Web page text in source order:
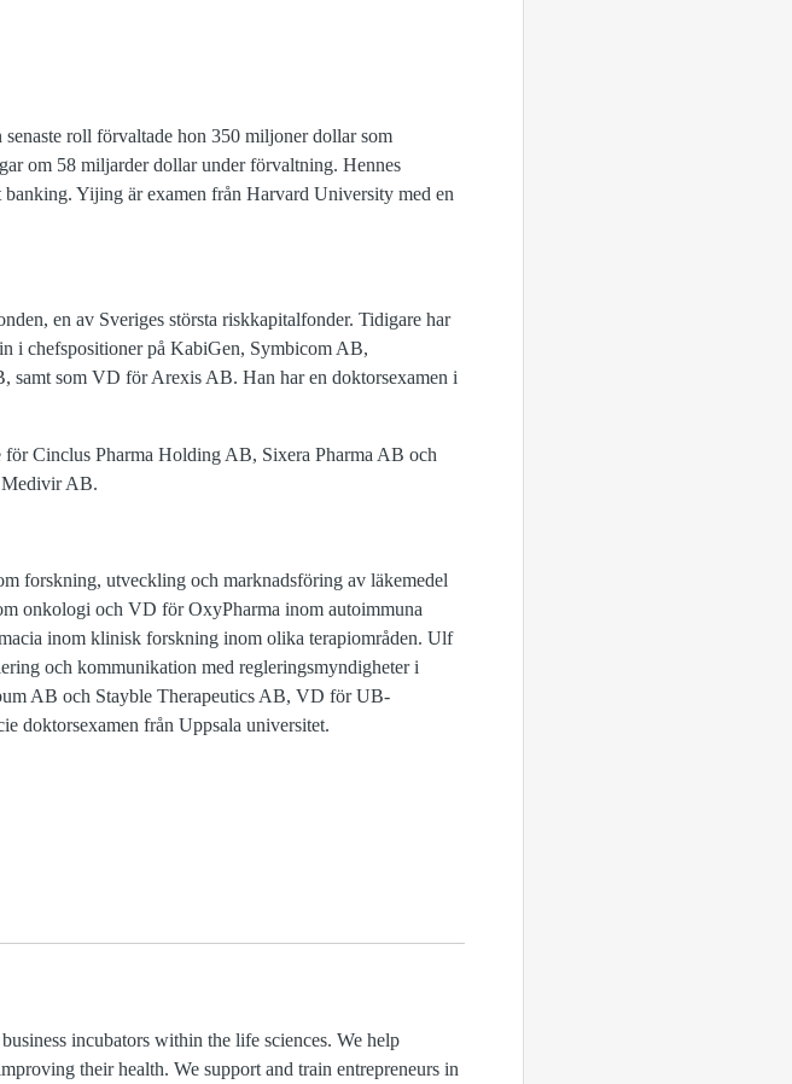
roll förvaltade hon 350 miljoner dollar som
om 58 miljarder dollar under förvaltning. Hennes
Yijing är examen från Harvard University med en
en av Sveriges största riskkapitalfonder. Tidigare har
i chefspositioner på KabiGen, Symbicom AB,
som VD för Arexis AB. Han har en doktorsexamen i
Cinclus Pharma Holding AB, Sixera Pharma AB och
Medivir AB.
forskning, utveckling och marknadsföring av läkemedel
onkologi och VD för OxyPharma inom autoimmuna
inom klinisk forskning inom olika terapiområden. Ulf
och kommunikation med regleringsmyndigheter i
AB och Stayble Therapeutics AB, VD för UB-
doktorsexamen från Uppsala universitet.
incubators within the life sciences. We help
their health. We support and train entrepreneurs in